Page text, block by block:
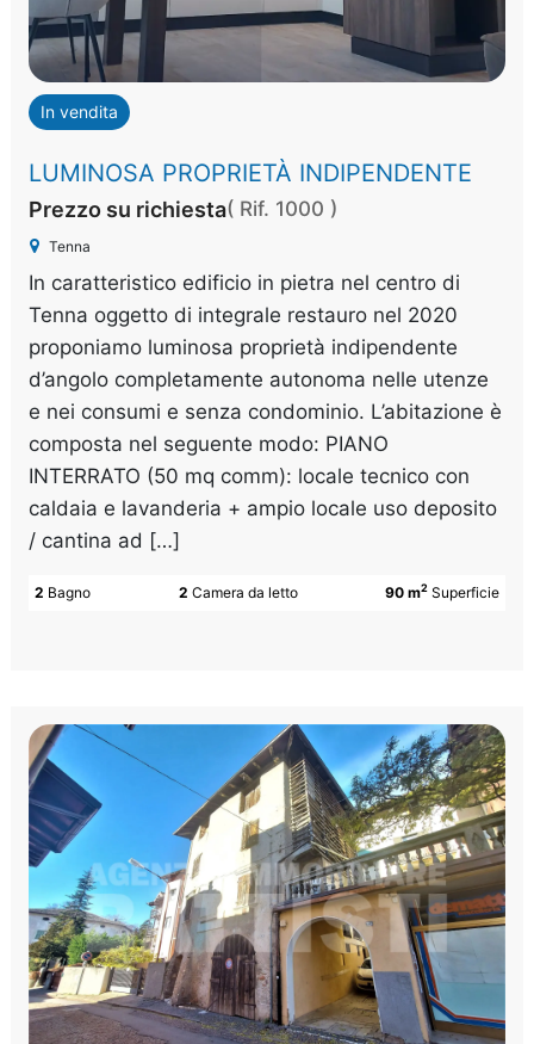
In vendita
LUMINOSA PROPRIETÀ INDIPENDENTE
Prezzo su richiesta( Rif. 1000 )
Tenna
In caratteristico edificio in pietra nel centro di
Tenna oggetto di integrale restauro nel 2020
proponiamo luminosa proprietà indipendente
d’angolo completamente autonoma nelle utenze
e nei consumi e senza condominio. L’abitazione è
composta nel seguente modo: PIANO
INTERRATO (50 mq comm): locale tecnico con
caldaia e lavanderia + ampio locale uso deposito
/ cantina ad […]
90 m2 Superficie
2 Camera da letto
2 Bagno